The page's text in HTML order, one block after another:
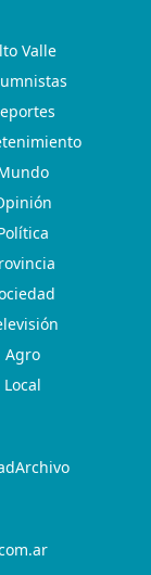
Valle
Agro
Local
Archivo